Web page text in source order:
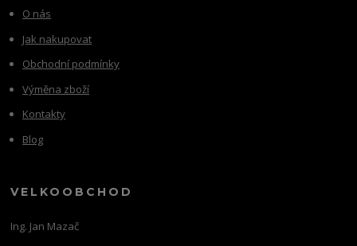
O nás
Jak nakupovat
Obchodní podmínky
Výměna zboží
Kontakty
Blog
VELKOOBCHOD
Ing. Jan Mazač